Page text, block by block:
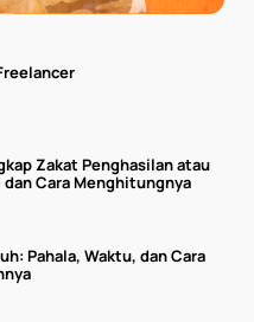
Zakat Penghasilan atau
Cara Menghitungnya
Pahala, Waktu, dan Cara